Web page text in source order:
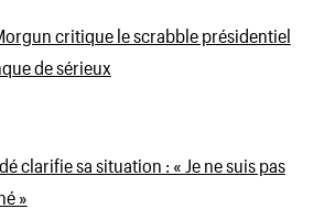
critique le scrabble présidentiel
de sérieux
clarifie sa situation : « Je ne suis pas
»